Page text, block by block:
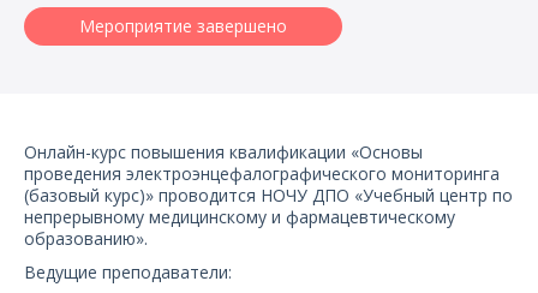
Мероприятия
О компании
Мероприятие завершено
Онлайн-курс повышения квалификации «Основы
проведения электроэнцефалографического мониторинга
(базовый курс)» проводится НОЧУ ДПО «Учебный центр по
непрерывному медицинскому и фармацевтическому
образованию».
Ведущие преподаватели: